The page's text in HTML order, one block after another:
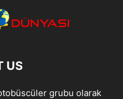
US
otobüscüler grubu olarak